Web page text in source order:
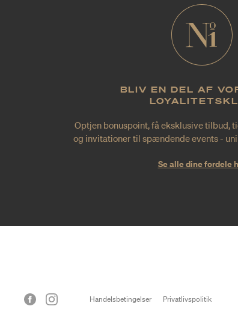
BLIV EN DEL AF
Optjen bonuspoint, få eksklusive tilbud,
og invitationer til spændende events -
Se alle dine fordele
Handelsbetingelser
Privatlivspolitik